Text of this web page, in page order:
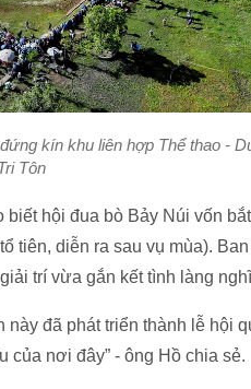
kín khu liên hợp Thể thao -
Tôn
hội đua bò Bảy Núi vốn
tiên, diễn ra sau vụ mùa).
trí vừa gắn kết tình làng
đã phát triển thành lễ hội
của nơi đây” - ông Hồ chia sẻ.